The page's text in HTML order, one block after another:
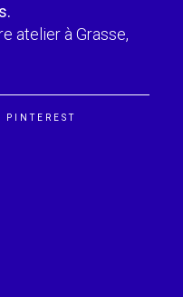
atelier à Grasse,
PINTEREST